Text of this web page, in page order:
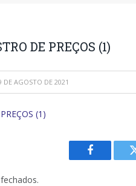
DE PREÇOS (1)
DE AGOSTO DE 2021
(1)
Facebook